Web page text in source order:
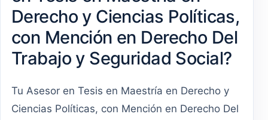
Derecho y Ciencias Políticas,
con Mención en Derecho Del
Trabajo y Seguridad Social?
Tu Asesor en Tesis en Maestría en Derecho y
Ciencias Políticas, con Mención en Derecho Del